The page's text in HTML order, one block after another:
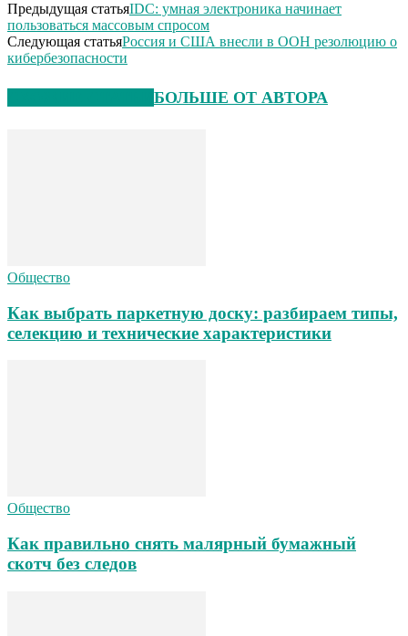
Предыдущая статьяIDC: умная электроника начинает
пользоваться массовым спросом
Следующая статьяРоссия и США внесли в ООН резолюцию о
кибербезопасности
БОЛЬШЕ ОТ АВТОРА
Общество
Как выбрать паркетную доску: разбираем типы,
селекцию и технические характеристики
Общество
Как правильно снять малярный бумажный
скотч без следов